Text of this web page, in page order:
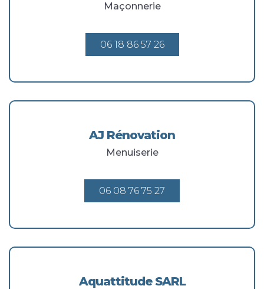
Maçonnerie
06 18 86 57 26
AJ Rénovation
Menuiserie
06 08 76 75 27
Aquattitude SARL